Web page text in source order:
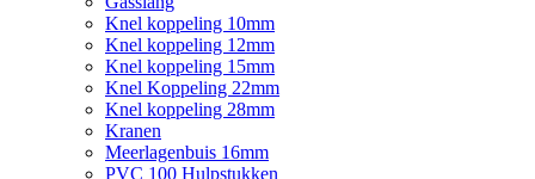
Knel koppeling 10mm
Knel koppeling 12mm
Knel koppeling 15mm
Knel Koppeling 22mm
Knel koppeling 28mm
Kranen
Meerlagenbuis 16mm
PVC 100 Hulpstukken